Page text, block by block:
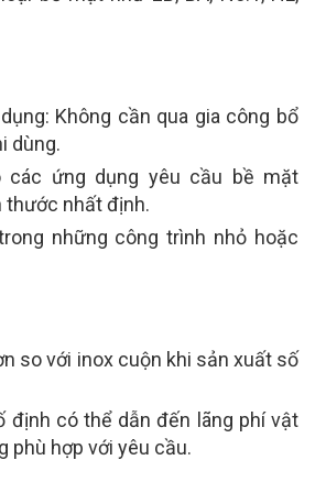
Không cần qua gia công bổ
dùng.
các ứng dụng yêu cầu bề mặt
thước nhất định.
những công trình nhỏ hoặc
so với inox cuộn khi sản xuất số
định có thể dẫn đến lãng phí vật
phù hợp với yêu cầu.